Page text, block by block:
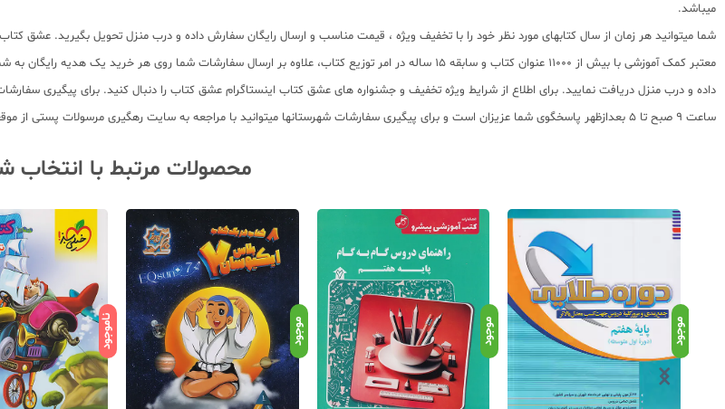
میباشد.
شما میتوانید هر زمان از سال کتابهای مورد نظر خود را با تخفیف ویژه ، قیمت مناسب و ارسال رایگان سفارش داده و درب منزل تحویل بگیرید. عشق
معتبر کمک آموزشی با بیش از 11000 عنوان کتاب و سابقه 15 ساله در امر توزیع کتاب، علاوه بر ارسال سفارشات شما
ساعت 9 صبح تا 5 بعدازظهر پاسخگوی شما عزیزان است و برای پیگیری سفارشات شهرستانها میتوانید با مراجعه به سایت رهگیری مرسولات پستی از موقعیت بسته سفارشات خود اطلاع پیدا کنید.
محصولات مرتبط با انتخاب
موجود موجود موجود ناموجود